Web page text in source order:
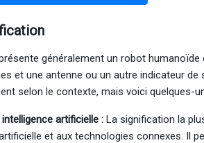
généralement un robot
et une antenne ou un autre indicateur
selon le contexte, mais voici quelques-
artificielle : La signification la
et aux technologies connexes. Il